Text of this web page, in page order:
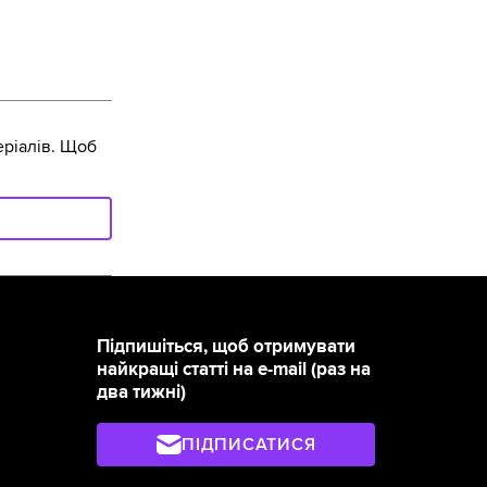
Щоб
Підпишіться, щоб отримувати
найкращі статті на e-mail (раз на
два тижні)
ПІДПИСАТИСЯ